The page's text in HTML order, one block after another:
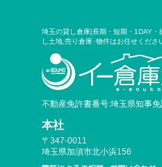
埼玉の貸し倉庫[長期・短期・1DAY・
し土地,売り倉庫･物件はお任せくださ
不動産免許書番号:埼玉県知事
本社
〒347-0011
埼玉県加須市北小浜156